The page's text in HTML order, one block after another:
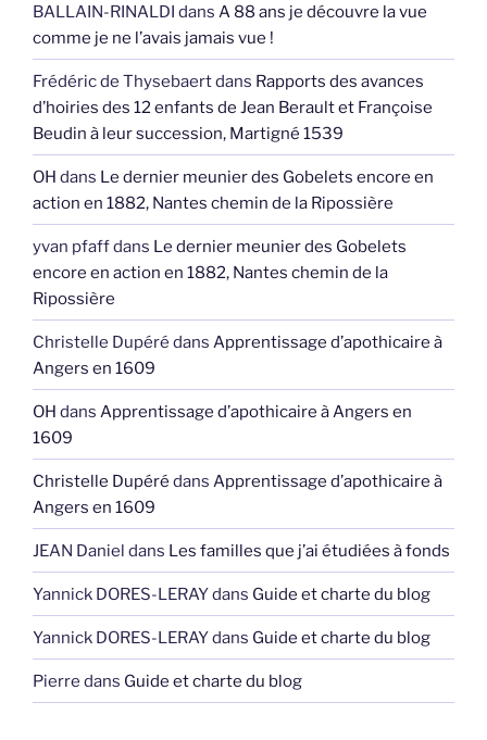
BALLAIN-RINALDI dans A 88 ans je découvre la vue
comme je ne l’avais jamais vue !
Frédéric de Thysebaertdans Rapports des avances
d’hoiries des 12 enfants de Jean Berault et Françoise
Beudin à leur succession, Martigné 1539
OH dans Le dernier meunier des Gobelets encore en
action en 1882, Nantes chemin de la Ripossière
yvan pfaffdans Le dernier meunier des Gobelets
encore en action en 1882, Nantes chemin de la
Ripossière
Christelle Dupéré dans Apprentissage d’apothicaire à
Angers en 1609
OH dans Apprentissage d’apothicaire à Angers en
1609
Christelle Dupéré dans Apprentissage d’apothicaire à
Angers en 1609
JEAN Daniel dans Les familles que j’ai étudiées à fonds
Yannick DORES-LERAYdans Guide et charte du blog
Yannick DORES-LERAYdans Guide et charte du blog
Pierre dans Guide et charte du blog